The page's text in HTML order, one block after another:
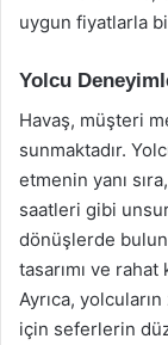
uygun fiyatlarla
Yolcu
Havaş, müşteri
sunmaktadır.
etmenin yanı
saatleri gibi
dönüşlerde
tasarımı ve
Ayrıca,
için seferlerin